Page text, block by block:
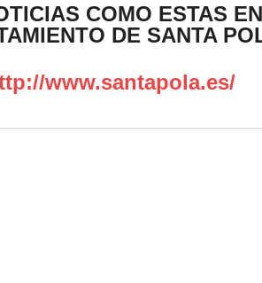
COMO ESTAS
DE SANTA
www.santapola.es/